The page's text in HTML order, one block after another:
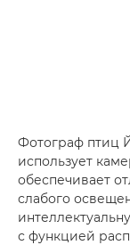
Фотограф птиц
использует
обеспечивает
слабого
с функцией